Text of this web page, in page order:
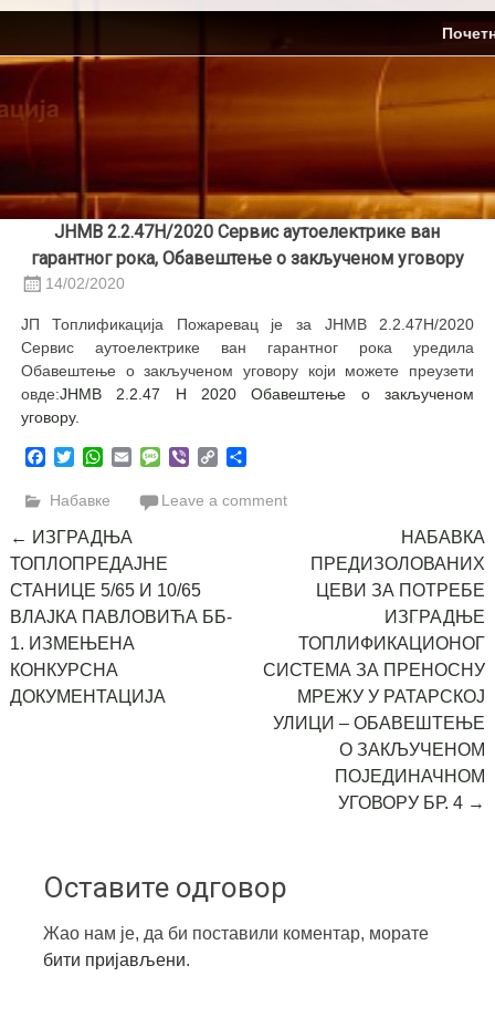
Skip
content
ЈНМВ 2.2.47Н/2020 Сервис аутоелектрике ван
гарантног рока, Обавештење о закљученом уговору
14/02/2020
ЈП Топлификација Пожаревац је за ЈНМВ 2.2.47Н/2020
Сервис аутоелектрике ван гарантног рока уредила
Обавештење о закљученом уговору који можете преузети
овде:ЈНМВ 2.2.47 Н 2020 Обавештење о закљученом
уговору.
Facebook
TwitterWhatsApp
EmailMessage
ViberCopy
Набавке Leave a comment
Post
navigation
← ИЗГРАДЊА
ТОПЛОПРЕДАЈНЕ
СТАНИЦЕ 5/65 И 10/65
ВЛАЈКА ПАВЛОВИЋА ББ-
1. ИЗМЕЊЕНА
КОНКУРСНА
ДОКУМЕНТАЦИЈА
НАБАВКА
ПРЕДИЗОЛОВАНИХ
ЦЕВИ ЗА ПОТРЕБЕ
ИЗГРАДЊЕ
ТОПЛИФИКАЦИОНОГ
СИСТЕМА ЗА ПРЕНОСНУ
МРЕЖУ У РАТАРСКОЈ
УЛИЦИ – ОБАВЕШТЕЊЕ
О ЗАКЉУЧЕНОМ
ПОЈЕДИНАЧНОМ
УГОВОРУ БР. 4 →
Оставите одговор
Жао нам је, да би поставили коментар, морате
бити пријављени.